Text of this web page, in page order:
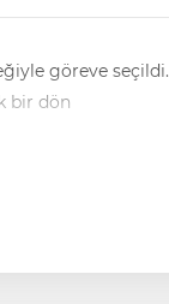
Orhan Başkan ile
bir dön